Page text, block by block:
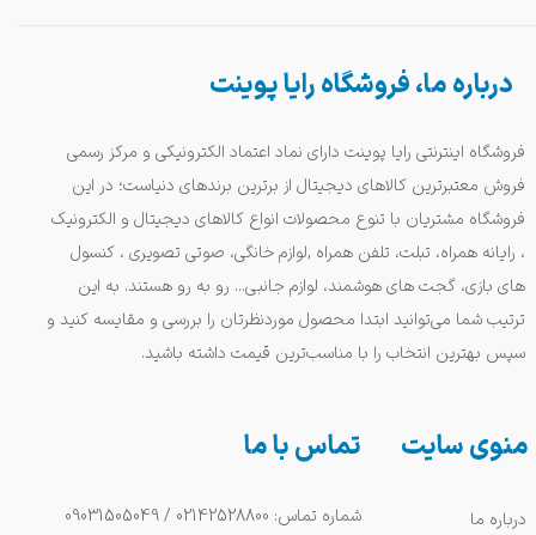
منوی سایت
درباره ما
درباره ما، فروشگاه رایا پوینت
فروشگاه اینترنتی رایا پوینت دارای نماد اعتماد الکترونیکی و مرکز رسمی
فروش معتبرترین کالاهای دیجیتال از برترین برندهای دنیاست؛ در این
فروشگاه مشتریان با تنوع محصولات انواع کالاهای دیجیتال و الکترونیک
، رایانه همراه، تبلت، تلفن همراه ,لوازم خانگی، صوتی تصویری ، کنسول
های بازی، گجت های هوشمند، لوازم جانبی... رو به رو هستند. به این
ترتیب شما می‌توانید ابتدا محصول موردنظرتان را بررسی و مقایسه کنید و
سپس بهترین انتخاب را با مناسب‌ترین قیمت داشته باشید.
تماس با ما
شماره تماس: 02142528800 / 09031505049